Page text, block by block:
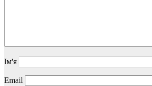
Ім'я
Email